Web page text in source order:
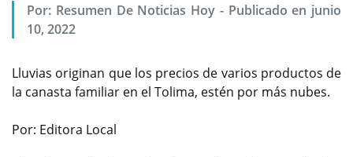
Por: Resumen De Noticias Hoy - Publicado en junio
10, 2022
Lluvias originan que los precios de varios productos de
la canasta familiar en el Tolima, estén por más nubes.
Por: Editora Local